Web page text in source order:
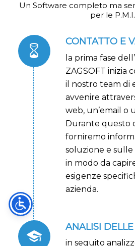
Un Software completo ma
per le P.M.I.
CONTATTO E
la prima fase
ZAGSOFT inizia
il nostro team di
avvenire
web, un’email o
Durante questo
forniremo
soluzione e
in modo da
esigenze
azienda.
ANALISI
in seguito